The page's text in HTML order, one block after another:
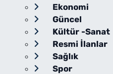
Ekonomi
Güncel
Kültür -Sanat
Resmi İlanlar
Sağlık
Spor